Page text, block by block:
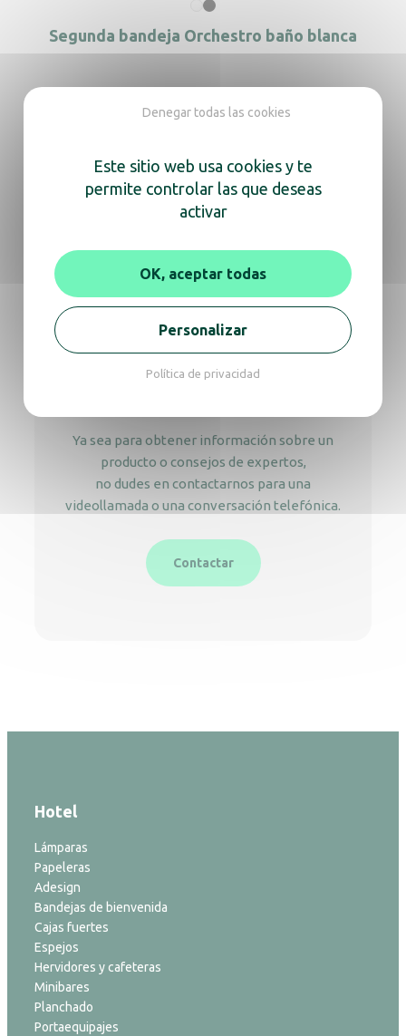
Segunda bandeja Orchestro baño blanca
Estamos aquí
Ya sea para obtener información sobre un
producto o consejos de expertos,
no dudes en contactarnos para una
videollamada o una conversación telefónica.
Contactar
Hotel
Lámparas
Papeleras
Adesign
Bandejas de bienvenida
Cajas fuertes
Espejos
Hervidores y cafeteras
Minibares
Planchado
Portaequipajes
Este sitio web usa cookies y te
permite controlar las que deseas
activar
OK, aceptar todas
Denegar todas las cookies
Personalizar
Política de privacidad